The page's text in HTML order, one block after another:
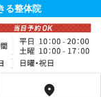
る整体院
location_on